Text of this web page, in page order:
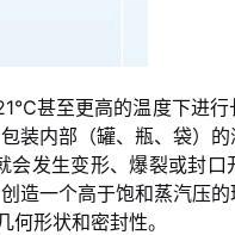
甚至更高的温度下进
装内部（罐、瓶、袋）
发生变形、爆裂或封
造一个高于饱和蒸汽压
形状和密封性。